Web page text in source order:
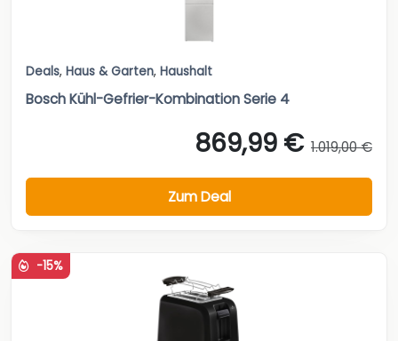
Deals, Haus & Garten, Haushalt
Bosch Kühl-Gefrier-Kombination Serie 4
869,99 € 1.019,00 €
Zum Deal
-15%